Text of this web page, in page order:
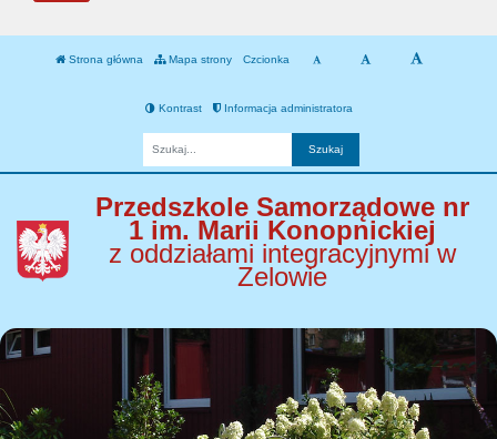
Strona główna Mapa strony Czcionka
Kontrast Informacja administratora
Przedszkole Samorządowe nr
1 im. Marii Konopnickiej
z oddziałami integracyjnymi w
Zelowie